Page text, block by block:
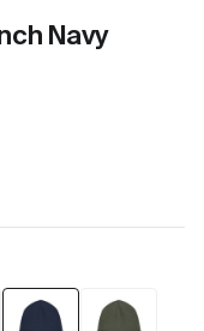
Navy